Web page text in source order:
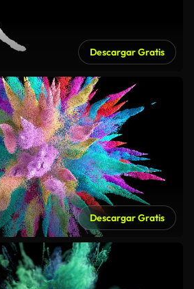
Descargar Gratis
Descargar Gratis